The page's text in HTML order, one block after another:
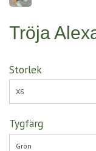
Tröja
Storlek
XS
Tygfärg
Grön